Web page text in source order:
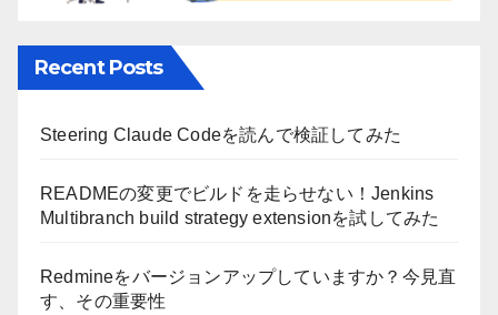
Recent Posts
Steering Claude Codeを読んで検証してみた
READMEの変更でビルドを走らせない！Jenkins
Multibranch build strategy extensionを試してみた
Redmineをバージョンアップしていますか？今見直
す、その重要性